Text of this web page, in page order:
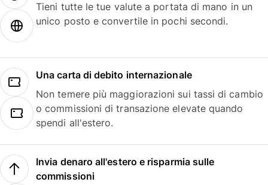
Tieni tutte le tue valute a portata di mano in un
unico posto e convertile in pochi secondi.
Una carta di debito internazionale
Non temere più maggiorazioni sui tassi di cambio
o commissioni di transazione elevate quando
spendi all'estero.
Invia denaro all'estero e risparmia sulle
commissioni